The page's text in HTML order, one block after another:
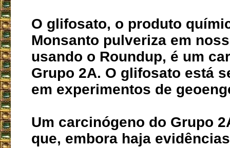
O glifosato, o produto
Monsanto pulveriza em
usando o Roundup, é um
Grupo 2A. O glifosato está
em experimentos de
Um carcinógeno do Grupo
que, embora haja